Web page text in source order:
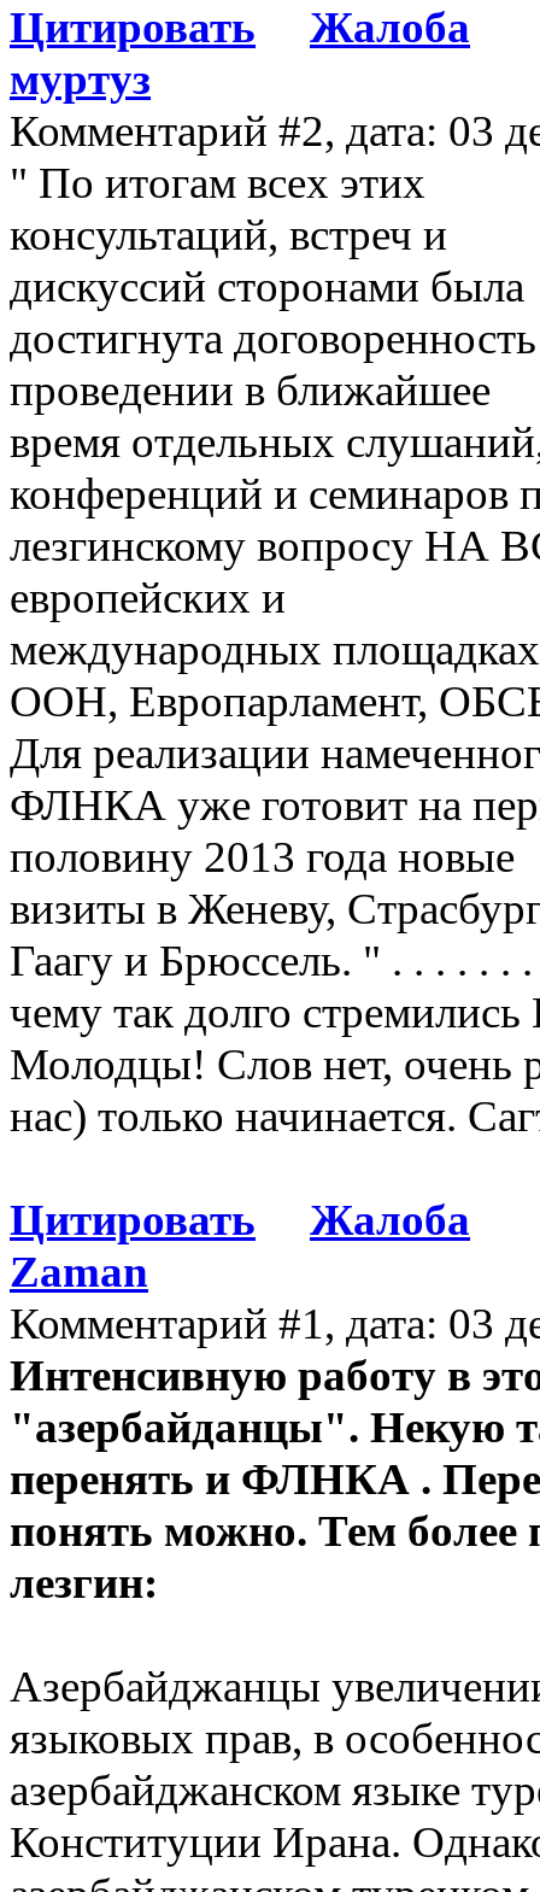
Цитировать
Жалоба
муртуз
Комментарий #2, дата: 03
" По итогам всех этих
консультаций, встреч и
дискуссий сторонами была
достигнута
проведении в ближайшее
время отдельных
конференций и семинаров
лезгинскому вопросу НА
европейских и
международных
ООН, Европарламент,
Для реализации
ФЛНКА уже готовит на
половину 2013 года новые
визиты в Женеву,
Гаагу и Брюссель. " . . . . .
чему так долго
Молодцы! Слов нет, очень
нас) только начинается.
Цитировать
Жалоба
Zaman
Комментарий #1, дата: 03
Интенсивную работу в
"азербайданцы". Некую
перенять и ФЛНКА .
понять можно. Тем
лезгин:
Азербайджанцы
языковых прав, в
азербайджанском языке
Конституции Ирана.